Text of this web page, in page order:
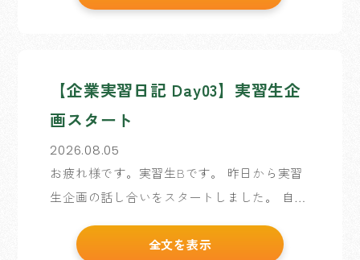
けました。 調べたところ […]
【企業実習日記 Day03】実習生企
画スタート
2026.08.05
お疲れ様です。実習生Bです。 昨日から実習
生企画の話し合いをスタートしました。 自分
確認し合いながら、 どんなサイトが作れるか
全文を表示